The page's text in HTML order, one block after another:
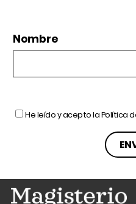
Nombre
He leído y acepto laPolítica